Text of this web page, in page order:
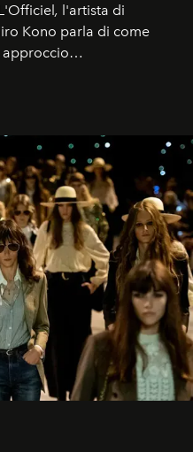
, l'artista di
Kono parla di come
approccio